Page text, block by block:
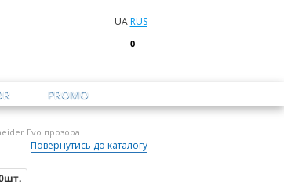
UA RUS
0
PROMO
Evo прозора
Повернутись до каталогу